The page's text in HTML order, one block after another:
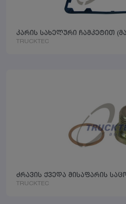
კარის სახელური ჩამკეტით
TRUCKTEC
ძრავის ქვედა მისაფარის
TRUCKTEC